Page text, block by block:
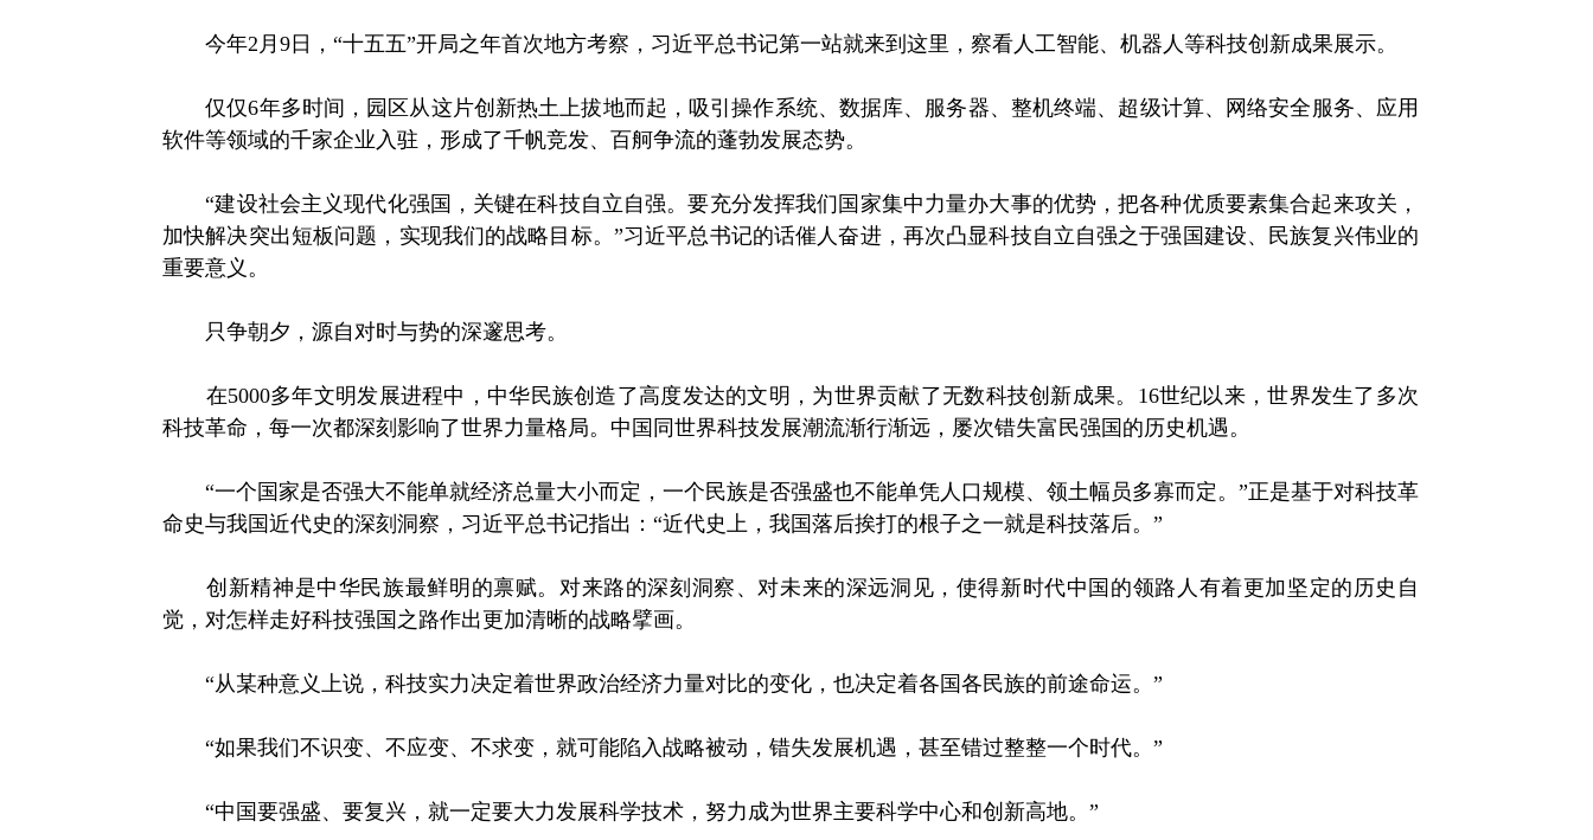
今年2月9日，“十五五”开局之年首次地方考察，习近平总书记第一站就来到这里，察看人工智能、机器人等科技创新成果展示。
仅仅6年多时间，园区从这片创新热土上拔地而起，吸引操作系统、数据库、服务器、整机终端、超级计算、网络安全服务、应用
软件等领域的千家企业入驻，形成了千帆竞发、百舸争流的蓬勃发展态势。
“建设社会主义现代化强国，关键在科技自立自强。要充分发挥我们国家集中力量办大事的优势，把各种优质要素集合起来攻关，
加快解决突出短板问题，实现我们的战略目标。”习近平总书记的话催人奋进，再次凸显科技自立自强之于强国建设、民族复兴伟业的
重要意义。
只争朝夕，源自对时与势的深邃思考。
在5000多年文明发展进程中，中华民族创造了高度发达的文明，为世界贡献了无数科技创新成果。16世纪以来，世界发生了多次
科技革命，每一次都深刻影响了世界力量格局。中国同世界科技发展潮流渐行渐远，屡次错失富民强国的历史机遇。
“一个国家是否强大不能单就经济总量大小而定，一个民族是否强盛也不能单凭人口规模、领土幅员多寡而定。”正是基于对科技革
命史与我国近代史的深刻洞察，习近平总书记指出：“近代史上，我国落后挨打的根子之一就是科技落后。”
创新精神是中华民族最鲜明的禀赋。对来路的深刻洞察、对未来的深远洞见，使得新时代中国的领路人有着更加坚定的历史自
觉，对怎样走好科技强国之路作出更加清晰的战略擘画。
“从某种意义上说，科技实力决定着世界政治经济力量对比的变化，也决定着各国各民族的前途命运。”
“如果我们不识变、不应变、不求变，就可能陷入战略被动，错失发展机遇，甚至错过整整一个时代。”
“中国要强盛、要复兴，就一定要大力发展科学技术，努力成为世界主要科学中心和创新高地。”